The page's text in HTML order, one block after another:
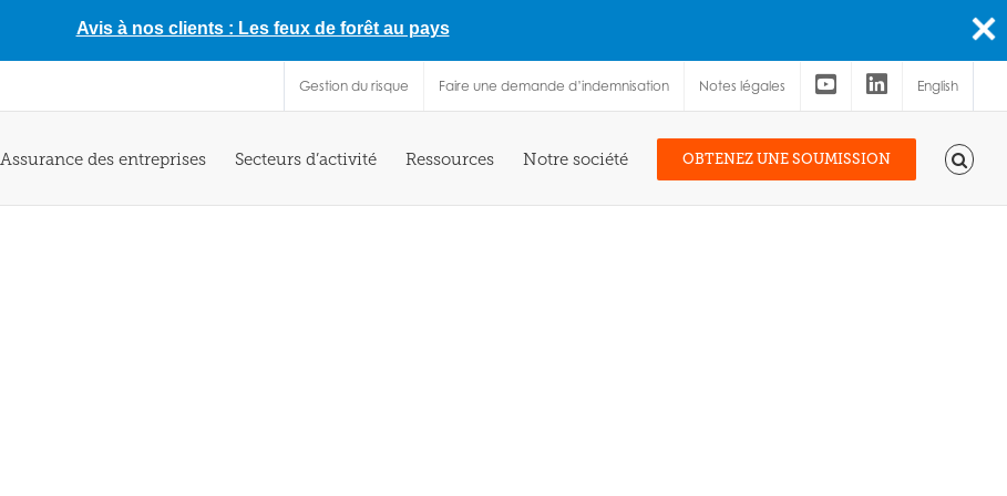
Gestion du risque Faire une demande d’indemnisation Notes légales English
Assurance des entreprises Secteurs d’activité Ressources Notre société OBTENEZ UNE SOUMISSION
Avis à nos clients : Les feux de forêt au pays